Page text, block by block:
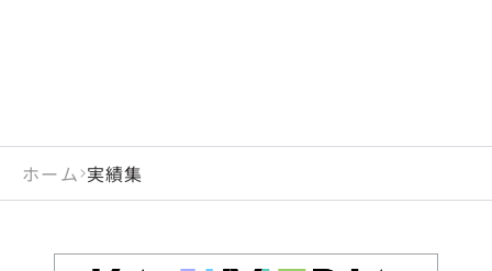
ホーム 実績集